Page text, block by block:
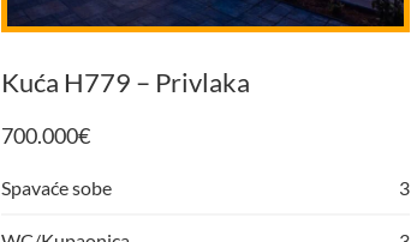
Kuća H779 – Privlaka
700.000€
Spavaće sobe 3